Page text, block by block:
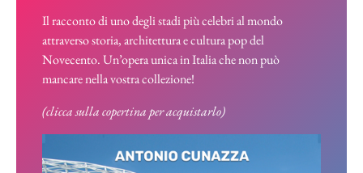
Il racconto di uno degli stadi più celebri al mondo
attraverso storia, architettura e cultura pop del
Novecento. Un’opera unica in Italia che non può
mancare nella vostra collezione!
(clicca sulla copertina per acquistarlo)